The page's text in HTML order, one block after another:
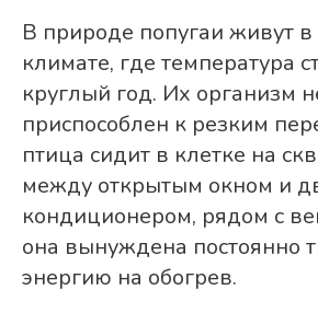
В природе попугаи живут в
климате, где температура
круглый год. Их организм
приспособлен к резким
птица сидит в клетке на
между открытым окном и
кондиционером, рядом с
она вынуждена постоянно
энергию на обогрев.